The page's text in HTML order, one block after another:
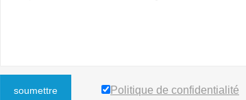
soumettre Politique de confidentialité